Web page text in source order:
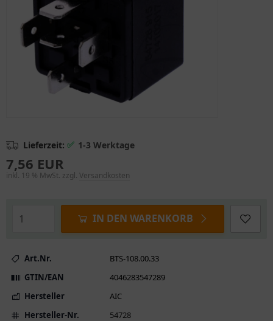
Lieferzeit: ✅ 1-3 Werktage
7,56 EUR
inkl. 19 % MwSt. zzgl. Versandkosten
IN DEN WARENKORB
Art.Nr.
BTS-108.00.33
GTIN/EAN
4046283547289
Hersteller
AIC
Hersteller-Nr.
54728